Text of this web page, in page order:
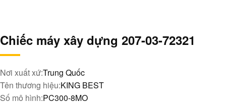
Chiếc máy xây dựng 207-03-72321
Nơi xuất xứ:Trung Quốc
Tên thương hiệu:KING BEST
Số mô hình:PC300-8MO